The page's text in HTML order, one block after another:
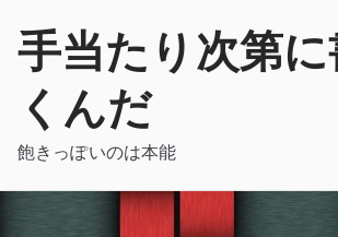
手当たり次第
くんだ
飽きっぽいのは本能